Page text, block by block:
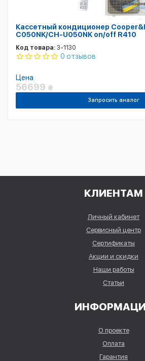
Кассетный кондиционер
C050NK/CH-U050NK on/off R410
Код товара: 3-1130
0 отзывов
Цена
56699 ₴
Запросить аналог
КЛИЕНТАМ
Личный кабинет
Сервисный центр
Сертификаты
Акции и скидки
Наши работы
Статьи
О проекте
Оплата
Гарантия